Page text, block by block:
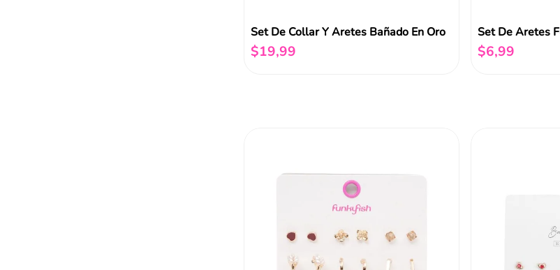
Set De Collar Y Aretes Bañado En Oro
$19,99 $6,99